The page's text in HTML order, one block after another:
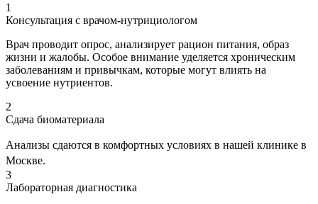
1
Консультация с врачом-нутрициологом
Врач проводит опрос, анализирует рацион питания, образ
жизни и жалобы. Особое внимание уделяется хроническим
заболеваниям и привычкам, которые могут влиять на
усвоение нутриентов.
2
Сдача биоматериала
Анализы сдаются в комфортных условиях в нашей клинике в
Москве.
3
Лабораторная диагностика